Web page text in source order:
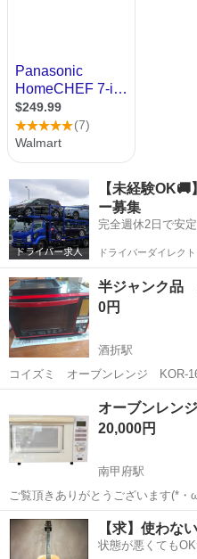
【未経験
ー募集
完全週休2日で安
ドライバーダイレクト
半ジャンク品
0円
酒折駅
コイズミ オーブンレンジ KOR-1601 2017年に購入し、ずっ
ていたものです。 つい最近、電子
のの、温まらなくなってしまいま
ため、完全な故障かど...
酒折駅
オーブンレン
20,000円
南甲府駅
ご覧頂きありがとうございます(*・ω・) •*¨*•.¸¸☆*・゜
•*¨*•.¸¸☆*・* 【商品名】 オーブンレンジ DR-E852EY 【商品状態】 ・
中古 (商品お写真にてご確認下さ
山梨 甲府市 南甲府駅
【求】使わな
状態が悪くても